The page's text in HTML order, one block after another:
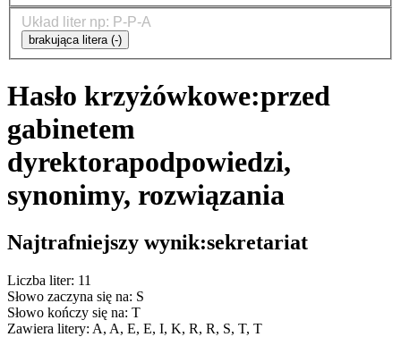
brakująca litera (-)
Hasło krzyżówkowe:przed
gabinetem
dyrektorapodpowiedzi,
synonimy, rozwiązania
Najtrafniejszy wynik:sekretariat
Liczba liter: 11
Słowo zaczyna się na: S
Słowo kończy się na: T
Zawiera litery: A, A, E, E, I, K, R, R, S, T, T